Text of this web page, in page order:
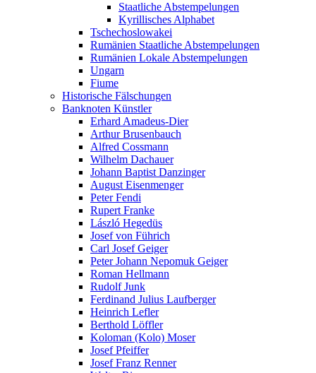
Staatliche Abstempelungen
Kyrillisches Alphabet
Tschechoslowakei
Rumänien Staatliche Abstempelungen
Rumänien Lokale Abstempelungen
Ungarn
Fiume
Historische Fälschungen
Banknoten Künstler
Erhard Amadeus-Dier
Arthur Brusenbauch
Alfred Cossmann
Wilhelm Dachauer
Johann Baptist Danzinger
August Eisenmenger
Peter Fendi
Rupert Franke
László Hegedüs
Josef von Führich
Carl Josef Geiger
Peter Johann Nepomuk Geiger
Roman Hellmann
Rudolf Junk
Ferdinand Julius Laufberger
Heinrich Lefler
Berthold Löffler
Koloman (Kolo) Moser
Josef Pfeiffer
Josef Franz Renner